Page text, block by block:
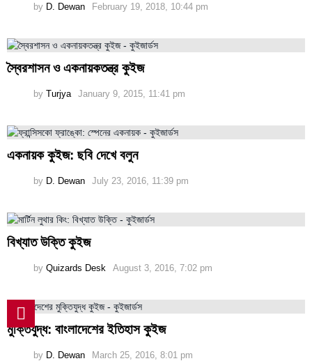
by D. Dewan February 19, 2018, 10:44 pm
স্বৈরশাসন ও একনায়কতন্ত্র কুইজ
by Turjya January 9, 2015, 11:41 pm
একনায়ক কুইজ: ছবি দেখে বলুন
by D. Dewan July 23, 2016, 11:39 pm
বিখ্যাত উক্তি কুইজ
by Quizards Desk August 3, 2016, 7:02 pm
মুক্তিযুদ্ধ: বাংলাদেশের ইতিহাস কুইজ
by D. Dewan March 25, 2016, 8:01 pm